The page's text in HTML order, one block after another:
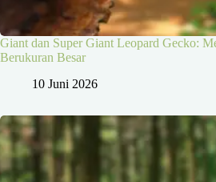
Giant dan Super Giant Leopard Gecko:
Berukuran Besar
10 Juni 2026